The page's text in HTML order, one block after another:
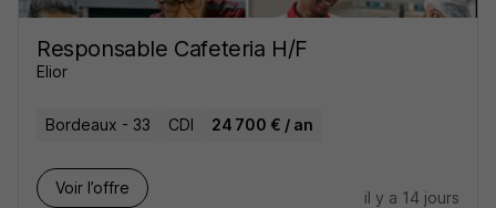
Responsable Cafeteria H/F
Elior
Bordeaux - 33 CDI 24 700 € / an
Voir l’offre
il y a 14 jours